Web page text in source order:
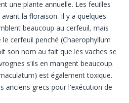
une plante annuelle. Les feuilles
la floraison. Il y a quelques
beaucoup au cerfeuil, mais
cerfeuil penché (Chaerophyllum
son nom au fait que les vaches se
s'ils en mangent beaucoup.
est également toxique.
anciens grecs pour l'exécution de